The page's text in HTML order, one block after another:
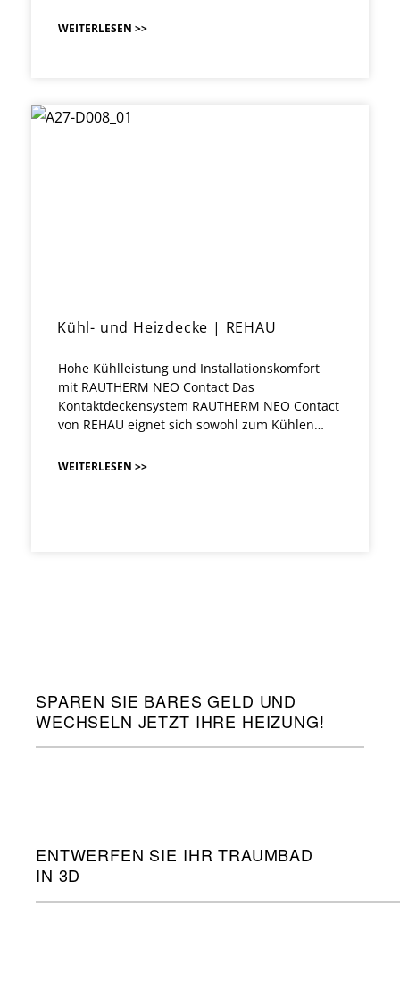
WEITERLESEN >>
Kühl- und Heizdecke | REHAU
Hohe Kühlleistung und Installationskomfort
mit RAUTHERM NEO Contact Das
Kontaktdeckensystem RAUTHERM NEO Contact
von REHAU eignet sich sowohl zum Kühlen…
WEITERLESEN >>
SPAREN SIE BARES GELD UND
WECHSELN JETZT IHRE HEIZUNG!
ENTWERFEN SIE IHR TRAUMBAD
IN 3D